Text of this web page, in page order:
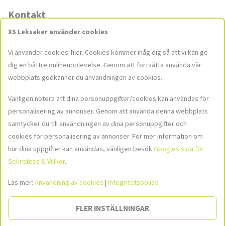
Kontakt
Butiker
Kontakta oss
kundservice@xsleksaker.se
Sociala medier
Häng med oss i våra sociala medier för att hålla dig uppdaterad med
de senaste nyheterna och kampanjerna!
Social
Bild
inte
Bild
inte
inte
XS Leksaker använder cookies
Vi använder cookies-filer. Cookies kommer ihåg dig så att vi kan ge
dig en bättre onlineupplevelse. Genom att fortsätta använda vår
webbplats godkänner du användningen av cookies.
Vänligen notera att dina personuppgifter/cookies kan användas för
personalisering av annonser. Genom att använda denna webbplats
samtycker du till användningen av dina personuppgifter och
cookies för personalisering av annonser. För mer information om
hur dina uppgifter kan användas, vänligen besökGoogles sida för
Sekretess & Villkor.
Läs mer: Användning av cookies | Integritetspolicy.
FLER INSTÄLLNINGAR